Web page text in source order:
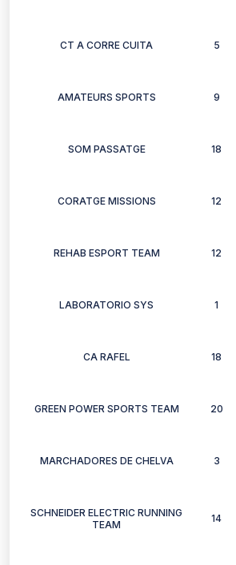
CT A CORRE CUITA 5
AMATEURS SPORTS 9
SOM PASSATGE 18
CORATGE MISSIONS 12
REHAB ESPORT TEAM 12
LABORATORIO SYS 1
CA RAFEL 18
GREEN POWER SPORTS TEAM 20
MARCHADORES DE CHELVA 3
SCHNEIDER ELECTRIC RUNNING
TEAM
14